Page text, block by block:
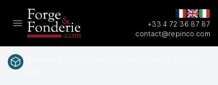
Open main menu
+33 4 72 36 87 87
contact@repinco.com